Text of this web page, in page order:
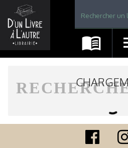
Librairie D'un livre à l'autre - Avranches
menu_book